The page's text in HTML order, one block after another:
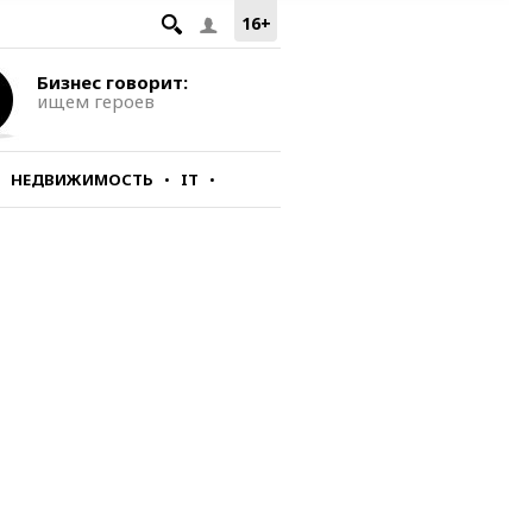
16+
Бизнес говорит:
ищем героев
НЕДВИЖИМОСТЬ IT